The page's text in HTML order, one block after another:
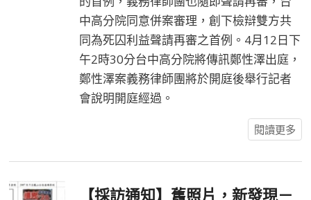
中高分院同意併案審理，創下檢辯雙方共
同為死囚利益聲請再審之首例。4月12日下
午2時30分台中高分院將傳訊鄭性澤出庭，
鄭性澤案義務律師團將於開庭後舉行記者
會說明開庭經過。
閱讀更多
【採訪通知】舊照片，新發現－